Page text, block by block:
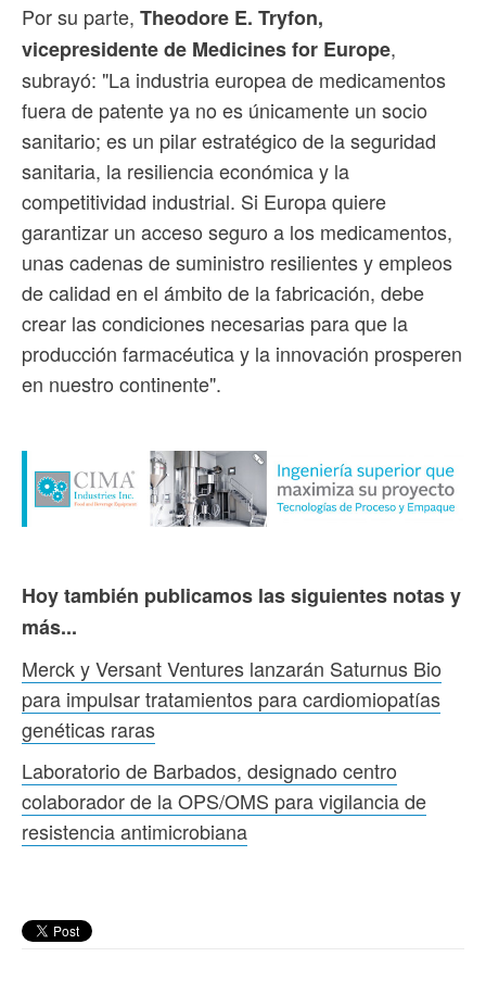
Por su parte, Theodore E. Tryfon,
vicepresidente de Medicines for Europe,
subrayó: "La industria europea de medicamentos
fuera de patente ya no es únicamente un socio
sanitario; es un pilar estratégico de la seguridad
sanitaria, la resiliencia económica y la
competitividad industrial. Si Europa quiere
garantizar un acceso seguro a los medicamentos,
unas cadenas de suministro resilientes y empleos
de calidad en el ámbito de la fabricación, debe
crear las condiciones necesarias para que la
producción farmacéutica y la innovación prosperen
en nuestro continente".
Hoy también publicamos las siguientes notas y
más...
Merck y Versant Ventures lanzarán Saturnus Bio
para impulsar tratamientos para cardiomiopatías
genéticas raras
Laboratorio de Barbados, designado centro
colaborador de la OPS/OMS para vigilancia de
resistencia antimicrobiana